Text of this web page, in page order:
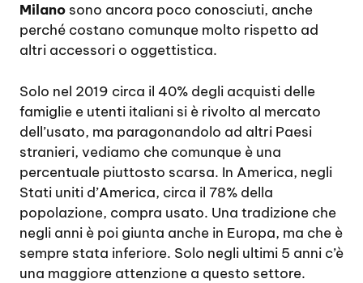
Milano sono ancora poco conosciuti, anche
perché costano comunque molto rispetto ad
altri accessori o oggettistica.
Solo nel 2019 circa il 40% degli acquisti delle
famiglie e utenti italiani si è rivolto al mercato
dell’usato, ma paragonandolo ad altri Paesi
stranieri, vediamo che comunque è una
percentuale piuttosto scarsa. In America, negli
Stati uniti d’America, circa il 78% della
popolazione, compra usato. Una tradizione che
negli anni è poi giunta anche in Europa, ma che è
sempre stata inferiore. Solo negli ultimi 5 anni c’è
una maggiore attenzione a questo settore.